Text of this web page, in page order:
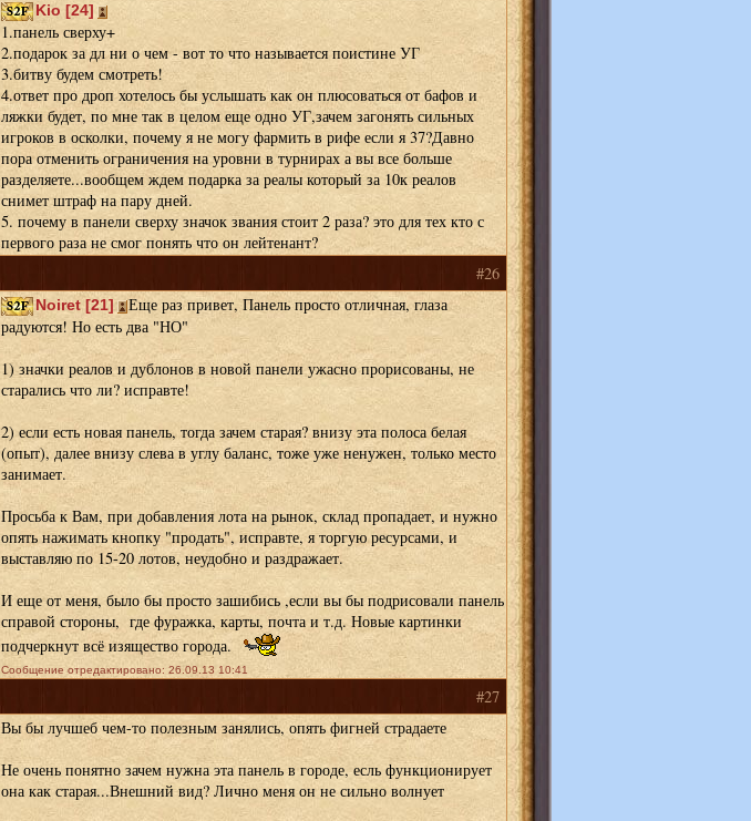
Kio [24]
1.панель сверху+
2.подарок за дл ни о чем - вот то что называется поистине УГ
3.битву будем смотреть!
4.ответ про дроп хотелось бы услышать как он плюсоваться от бафов и
ляжки будет, по мне так в целом еще одно УГ,зачем загонять сильных
игроков в осколки, почему я не могу фармить в рифе если я 37?Давно
пора отменить ограничения на уровни в турнирах а вы все больше
разделяете...вообщем ждем подарка за реалы который за 10к реалов
снимет штраф на пару дней.
5. почему в панели сверху значок звания стоит 2 раза? это для тех кто с
первого раза не смог понять что он лейтенант?
#26
Noiret [21]
Еще раз привет, Панель просто отличная, глаза
радуются! Но есть два "НО"
1) значки реалов и дублонов в новой панели ужасно прорисованы, не
старались что ли? исправте!
2) если есть новая панель, тогда зачем старая? внизу эта полоса белая
(опыт), далее внизу слева в углу баланс, тоже уже ненужен, только место
занимает.
Просьба к Вам, при добавления лота на рынок, склад пропадает, и нужно
опять нажимать кнопку "продать", исправте, я торгую ресурсами, и
выставляю по 15-20 лотов, неудобно и раздражает.
И еще от меня, было бы просто зашибись ,если вы бы подрисовали панель
справой стороны, где фуражка, карты, почта и т.д. Новые картинки
подчеркнут всё изящество города.
Сообщение отредактировано: 26.09.13 10:41
#27
Вы бы лучшеб чем-то полезным занялись, опять фигней страдаете
Не очень понятно зачем нужна эта панель в городе, есль функционирует
она как старая...Внешний вид? Лично меня он не сильно волнует